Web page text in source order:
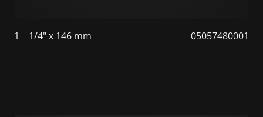
1 1/4" x 146 mm 05057480001